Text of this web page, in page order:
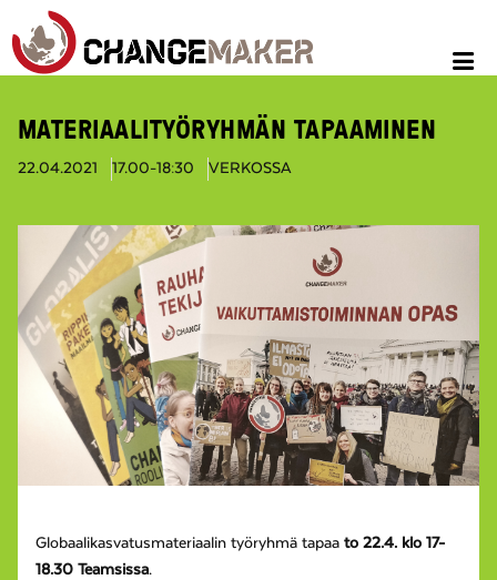
MATERIAALITYÖRYHMÄN TAPAAMINEN
22.04.2021 17.00-18:30 VERKOSSA
Globaalikasvatusmateriaalin työryhmä tapaa to 22.4. klo 17-
18.30 Teamsissa.